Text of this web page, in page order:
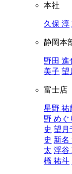
本社
久保 淳
静岡本
野田 進
美子 望
富士店
星野 祐
野 めぐ
史 望月
史 新名
太 浮谷
橋 祐斗